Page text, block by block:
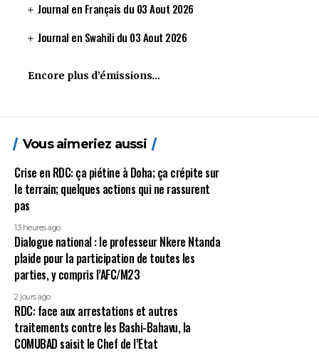
Journal en Français du 03 Aout 2026
Journal en Swahili du 03 Aout 2026
Encore plus d’émissions…
Vous aimeriez aussi
Crise en RDC: ça piétine à Doha; ça crépite sur
le terrain; quelques actions qui ne rassurent
pas
13 heures ago
Dialogue national : le professeur Nkere Ntanda
plaide pour la participation de toutes les
parties, y compris l’AFC/M23
2 jours ago
RDC: face aux arrestations et autres
traitements contre les Bashi-Bahavu, la
COMUBAD saisit le Chef de l’Etat